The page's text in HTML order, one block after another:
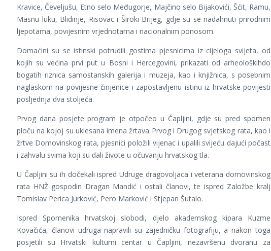
Kravice, Čeveljušu, Etno selo Međugorje, Majčino selo Bijakovići, Šćit, Ramu,
Masnu luku, Blidinje, Risovac i Široki Brijeg, gdje su se nadahnuti prirodnim
ljepotama, povijesnim vrjednotama i nacionalnim ponosom.
Domaćini su se istinski potrudili gostima pjesnicima iz cijeloga svijeta, od
kojih su većina prvi put u Bosni i Hercegovini, prikazati od arheološkihdo
bogatih riznica samostanskih galerija i muzeja, kao i knjižnica, s posebnim
naglaskom na povijesne činjenice i zapostavljenu istinu iz hrvatske povijesti
posljednja dva stoljeća.
Prvog dana posjete program je otpočeo u Čapljini, gdje su pred spomen
ploču na kojoj su uklesana imena žrtava Prvog i Drugog svjetskog rata, kao i
žrtve Domovinskog rata, pjesnici položili vijenac i upalili svijeću dajući počast
i zahvalu svima koji su dali živote u očuvanju hrvatskog tla.
U Čapljini su ih dočekali ispred Udruge dragovoljaca i veterana domovinskog
rata HNŽ gospodin Dragan Mandić i ostali članovi, te ispred Založbe kralj
Tomislav Perica Jurković, Pero Marković i Stjepan Šutalo.
Ispred Spomenika hrvatskoj slobodi, djelo akademskog kipara Kuzme
Kovačića, članovi udruga napravili su zajedničku fotografiju, a nakon toga
posjetili su Hrvatski kulturni centar u Čapljini, nezavršenu dvoranu za